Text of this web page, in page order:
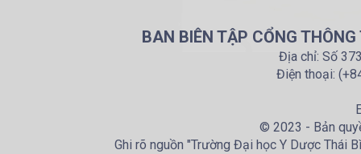
BAN BIÊN TẬP CỔNG
Địa chỉ: Số
Điện thoại:
© 2023 - Bản
Ghi rõ nguồn "Trường Đại học Y Dược Thái